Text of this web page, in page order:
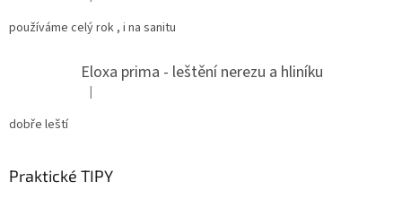
používáme celý rok , i na sanitu
Eloxa prima - leštění nerezu a hliníku
Hodnocení produktu je 5 z 5 hvězdiček.
|
dobře leští
Praktické TIPY